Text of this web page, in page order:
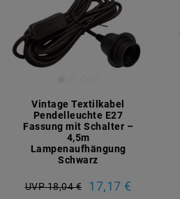
Vintage Textilkabel
Pendelleuchte E27
Fassung mit Schalter –
4,5m
Lampenaufhängung
Schwarz
UVP 18,04 € 17,17 €